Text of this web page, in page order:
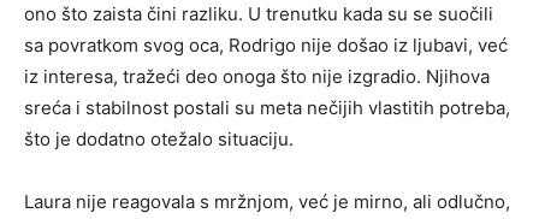
ono što zaista čini razliku. U trenutku kada su se suočili
sa povratkom svog oca, Rodrigo nije došao iz ljubavi, već
iz interesa, tražeći deo onoga što nije izgradio. Njihova
sreća i stabilnost postali su meta nečijih vlastitih potreba,
što je dodatno otežalo situaciju.
Laura nije reagovala s mržnjom, već je mirno, ali odlučno,